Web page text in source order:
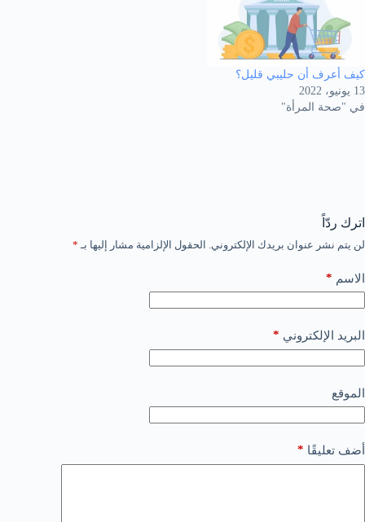
كيف أعرف أن حليبي قليل؟
13 يونيو، 2022
في "صحة المرأة"
اترك ردّاً
لن يتم نشر عنوان بريدك الإلكتروني. الحقول الإلزامية مشار إليها بـ *
الاسم *
البريد الإلكتروني *
الموقع
أضف تعليقًا *